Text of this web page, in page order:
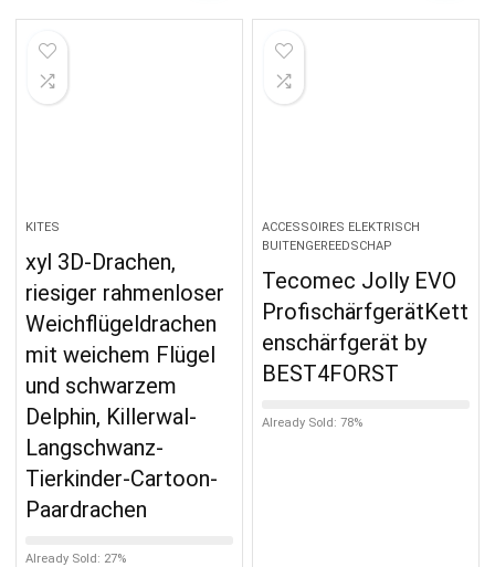
KITES
xyl 3D-Drachen,
riesiger rahmenloser
Weichflügeldrachen
mit weichem Flügel
und schwarzem
Delphin, Killerwal-
Langschwanz-
Tierkinder-Cartoon-
Paardrachen
Already Sold: 27%
ACCESSOIRES ELEKTRISCH
BUITENGEREEDSCHAP
Tecomec Jolly EVO
ProfischärfgerätKett
enschärfgerät by
BEST4FORST
Already Sold: 78%